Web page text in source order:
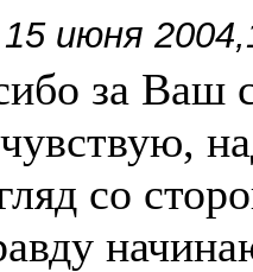
июня
за Ваш
со